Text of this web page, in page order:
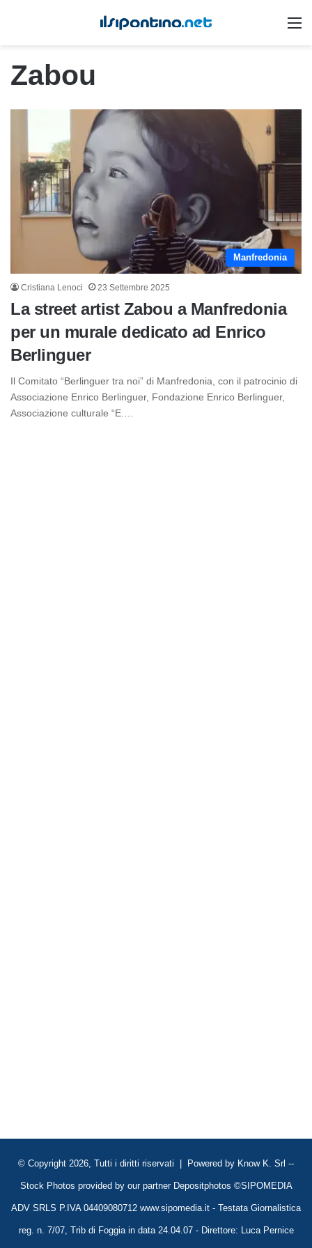
Zabou
Manfredonia
Cristiana Lenoci 23 Settembre 2025
La street artist Zabou a Manfredonia
per un murale dedicato ad Enrico
Berlinguer
Il Comitato “Berlinguer tra noi” di Manfredonia, con il patrocinio di
Associazione Enrico Berlinguer, Fondazione Enrico Berlinguer,
Associazione culturale “E.…
© Copyright 2026, Tutti i diritti riservati | Powered by Know K. Srl --
Stock Photos provided by our partner Depositphotos ©SIPOMEDIA
ADV SRLS P.IVA 04409080712 www.sipomedia.it - Testata Giornalistica
reg. n. 7/07, Trib di Foggia in data 24.04.07 - Direttore: Luca Pernice